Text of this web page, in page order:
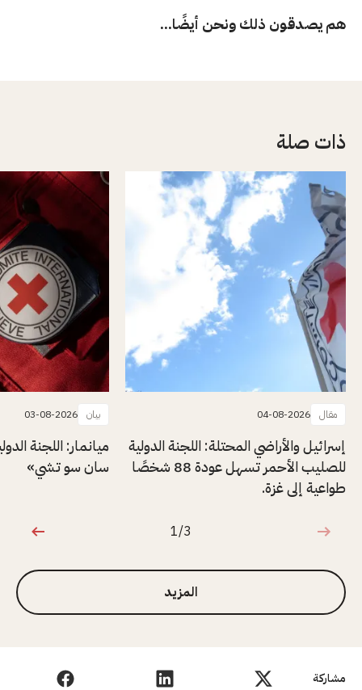
مشاركة
هم يصدقون ذلك ونحن أيضًا...
ذات صلة
مقال 04-08-2026
إسرائيل والأراضي المحتلة: اللجنة الدولية
للصليب الأحمر تسهل عودة 88 شخصًا
طواعية إلى غزة.
بيان 03-08-2026
ميانمار: اللجنة
سان سو تشي»
1 من 3
1/3
المزيد